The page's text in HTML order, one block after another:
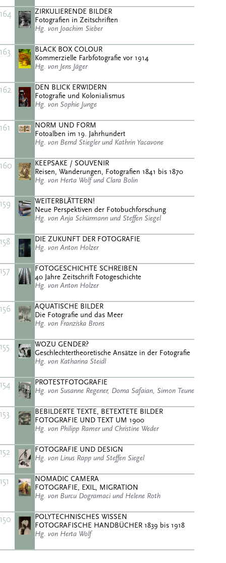
164
ZIRKULIERENDE BILDER
Fotografien in Zeitschriften
Hg. von Joachim Sieber
163
BLACK BOX COLOUR
Kommerzielle Farbfotografie vor 1914
Hg. von Jens Jäger
162
DEN BLICK ERWIDERN
Fotografie und Kolonialismus
Hg. von Sophie Junge
161
NORM UND FORM
Fotoalben im 19. Jahrhundert
Hg. von Bernd Stiegler und Kathrin Yacavone
160
KEEPSAKE / SOUVENIR
Reisen, Wanderungen, Fotografien 1841 bis 1870
Hg. von Herta Wolf und Clara Bolin
159
WEITERBLÄTTERN!
Neue Perspektiven der Fotobuchforschung
Hg. von Anja Schürmann und Steffen Siegel
158
DIE ZUKUNFT DER FOTOGRAFIE
Hg. von Anton Holzer
157
FOTOGESCHICHTE SCHREIBEN
40 Jahre Zeitschrift Fotogeschichte
Hg. von Anton Holzer
156
AQUATISCHE BILDER
Die Fotografie und das Meer
Hg. von Franziska Brons
155
WOZU GENDER?
Geschlechtertheoretische Ansätze in der Fotografie
Hg. von Katharina Steidl
154
PROTESTFOTOGRAFIE
Hg. von Susanne Regener, Dorna Safaian, Simon Teune
153
BEBILDERTE TEXTE, BETEXTETE BILDER
FOTOGRAFIE UND TEXT UM 1900
Hg. von Philipp Ramer und Christine Weder
152
FOTOGRAFIE UND DESIGN
Hg. von Linus Rapp und Steffen Siegel
151
NOMADIC CAMERA
FOTOGRAFIE, EXIL, MIGRATION
Hg. von Burcu Dogramaci und Helene Roth
150
POLYTECHNISCHES WISSEN
FOTOGRAFISCHE HANDBÜCHER 1839 bis 1918
Hg. von Herta Wolf